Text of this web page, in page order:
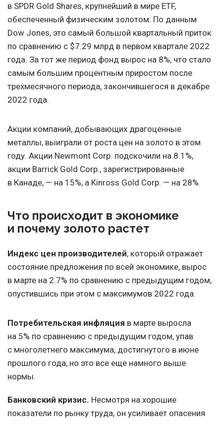
в SPDR Gold Shares, крупнейший в мире ETF,
обеспеченный физическим золотом. По данным
Dow Jones, это самый большой квартальный приток
по сравнению с $7.29 млрд в первом квартале 2022
года. За тот же период фонд вырос на 8%, что стало
самым большим процентным приростом после
трехмесячного периода, закончившегося в декабре
2022 года.
Акции компаний, добывающих драгоценные
металлы, выиграли от роста цен на золото в этом
году. Акции Newmont Corp. подскочили на 8.1%,
акции Barrick Gold Corp., зарегистрированные
в Канаде, — на 15%, а Kinross Gold Corp. — на 28%.
Что происходит в экономике
и почему золото растет
Индекс цен производителей, который отражает
состояние предложения по всей экономике, вырос
в марте на 2.7% по сравнению с предыдущим годом,
опустившись при этом с максимумов 2022 года.
Потребительская инфляция в марте выросла
на 5% по сравнению с предыдущим годом, упав
с многолетнего максимума, достигнутого в июне
прошлого года, но это все еще намного выше
нормы.
Банковский кризис. Несмотря на хорошие
показатели по рынку труда, он усиливает опасения